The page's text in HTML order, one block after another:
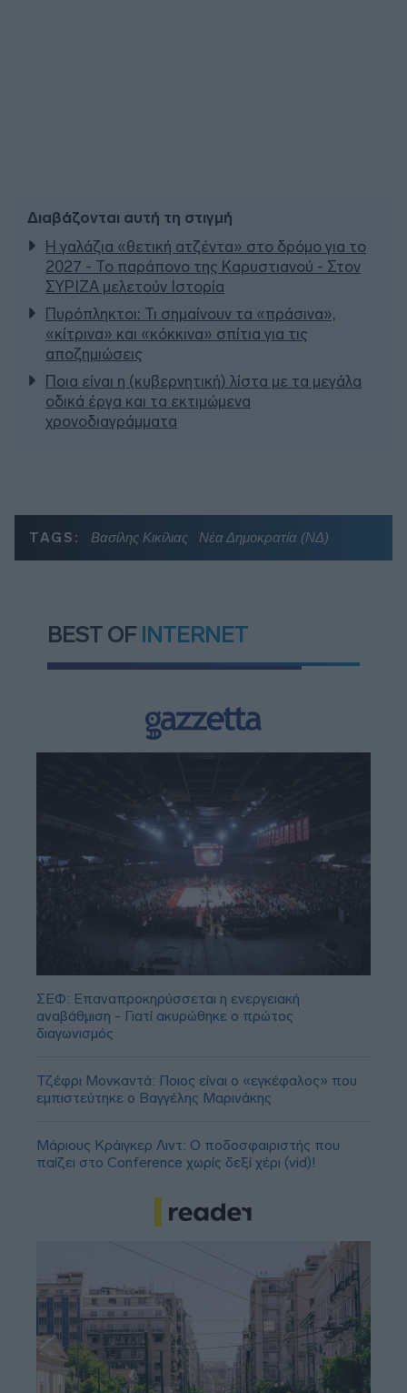
Διαβάζονται αυτή τη στιγμή
Η γαλάζια «θετική ατζέντα» στο δρόμο για το
2027 - Το παράπονο της Καρυστιανού - Στον
ΣΥΡΙΖΑ μελετούν Ιστορία
Πυρόπληκτοι: Τι σημαίνουν τα «πράσινα»,
«κίτρινα» και «κόκκινα» σπίτια για τις
αποζημιώσεις
Ποια είναι η (κυβερνητική) λίστα με τα μεγάλα
οδικά έργα και τα εκτιμώμενα
χρονοδιαγράμματα
TAGS: Βασίλης Κικίλιας Νέα Δημοκρατία (ΝΔ)
BEST OF INTERNET
ΣΕΦ: Επαναπροκηρύσσεται η ενεργειακή
αναβάθμιση - Γιατί ακυρώθηκε ο πρώτος
διαγωνισμός
Τζέφρι Μονκαντά: Ποιος είναι ο «εγκέφαλος» που
εμπιστεύτηκε ο Βαγγέλης Μαρινάκης
Μάριους Κράιγκερ Λιντ: Ο ποδοσφαιριστής που
παίζει στο Conference χωρίς δεξί χέρι (vid)!